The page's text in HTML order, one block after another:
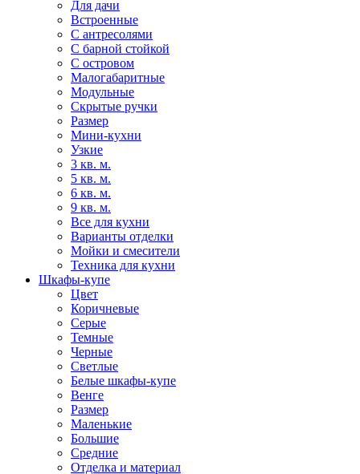
Для дачи
Встроенные
С антресолями
С барной стойкой
С островом
Малогабаритные
Модульные
Скрытые ручки
Размер
Мини-кухни
Узкие
3 кв. м.
5 кв. м.
6 кв. м.
9 кв. м.
Все для кухни
Варианты отделки
Мойки и смесители
Техника для кухни
Шкафы-купе
Цвет
Коричневые
Серые
Темные
Черные
Светлые
Белые шкафы-купе
Венге
Размер
Маленькие
Большие
Средние
Отделка и материал